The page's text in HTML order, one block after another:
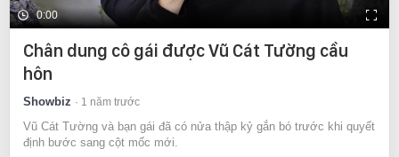
0:00
Chân dung cô gái được Vũ Cát Tường cầu
hôn
Showbiz 1 năm trước
Vũ Cát Tường và bạn gái đã có nửa thập kỷ gắn bó trước khi quyết
định bước sang cột mốc mới.